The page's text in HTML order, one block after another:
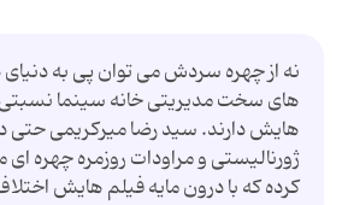
نه از چهره سردش می توان پی به دنیای
های سخت مدیریتی خانه سینما نسبتی
هایش دارند. سید رضا میرکریمی حتی
ژورنالیستی و مراودات روزمره چهره
کرده که با درون مایه فیلم هایش